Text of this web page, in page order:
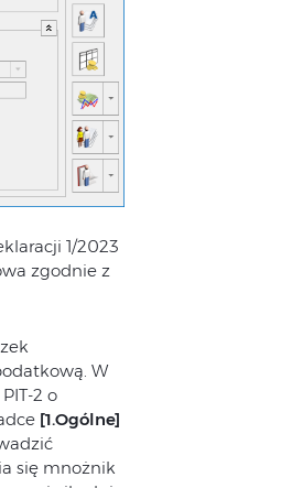
1/2023
zgodnie z
W
2 o
[1.Ogólne]
się mnożnik